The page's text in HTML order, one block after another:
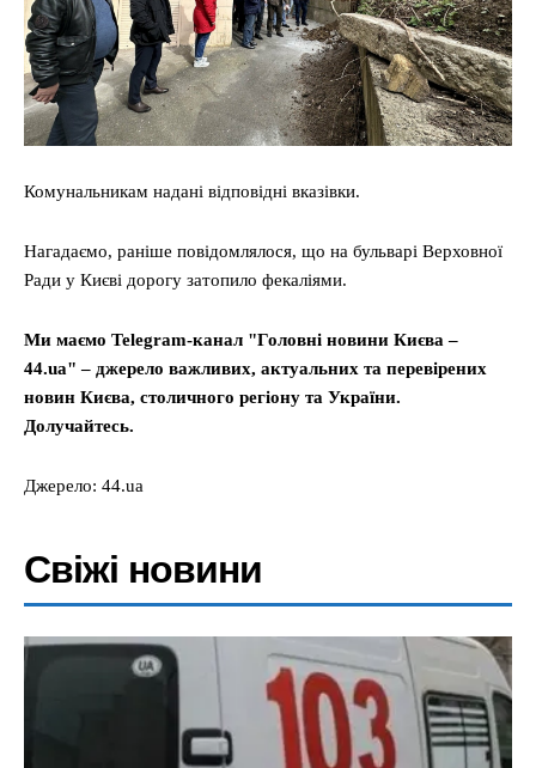
Комунальникам надані відповідні вказівки.
Нагадаємо, раніше повідомлялося, що на бульварі Верховної
Ради у Києві дорогу затопило фекаліями.
Ми маємо Telegram-канал "Головні новини Києва –
44.ua" – джерело важливих, актуальних та перевірених
новин Києва, столичного регіону та України.
Долучайтесь.
Джерело: 44.ua
Свіжі новини